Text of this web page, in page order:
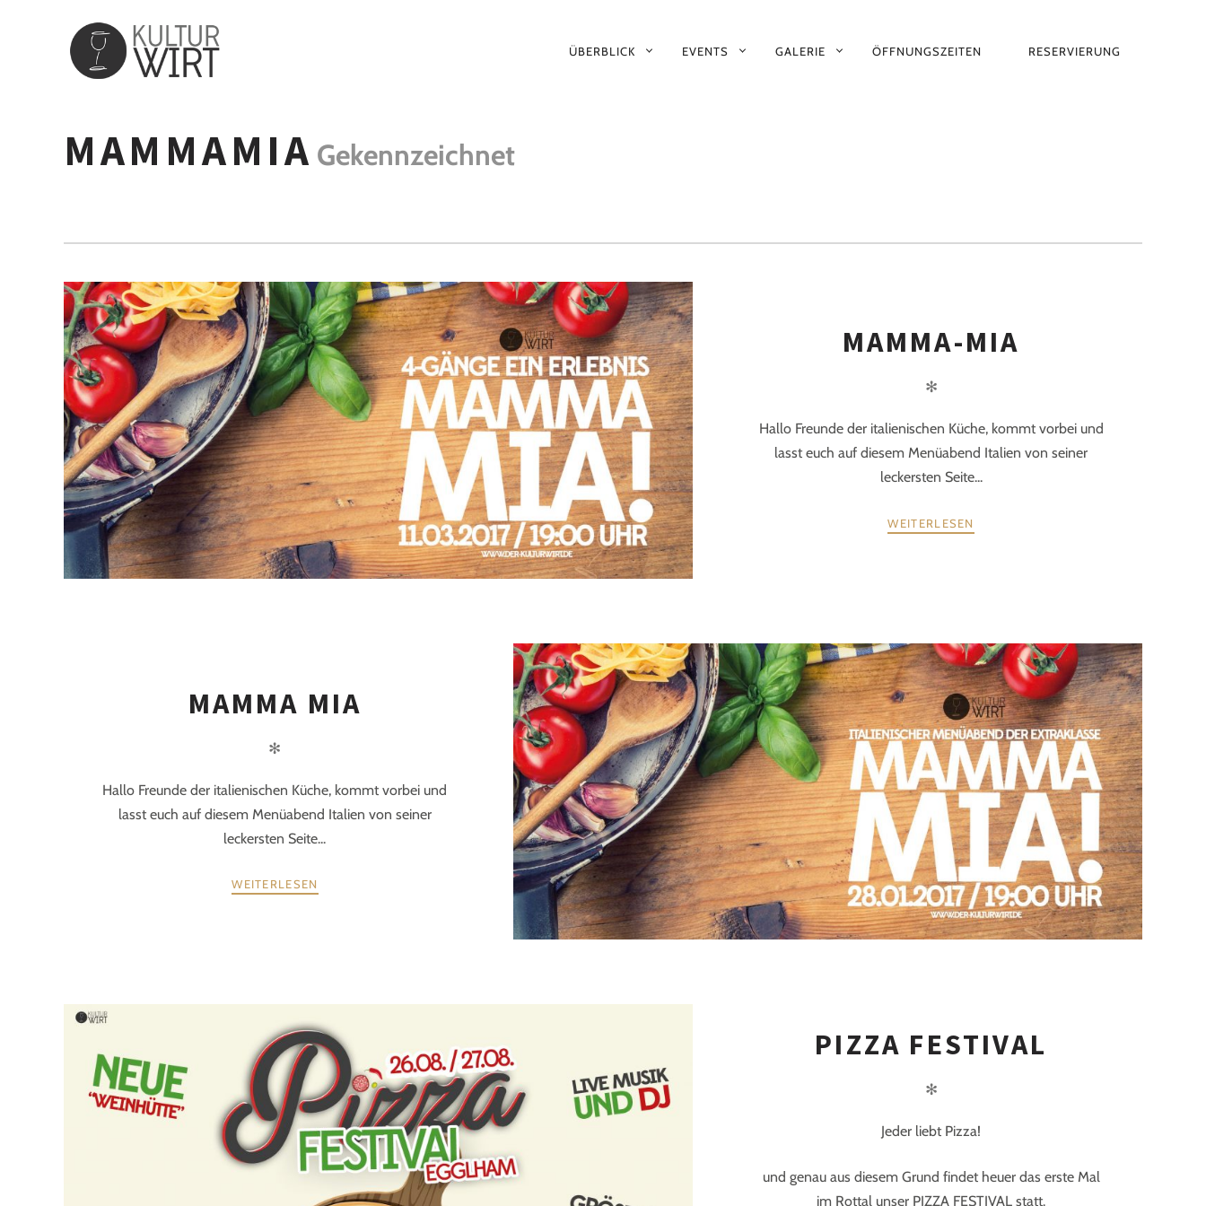
PRIMÄR-
ÜBERBLICK EVENTS GALERIE ÖFFNUNGSZEITEN RESERVIERUNG
MAMMAMIA Gekennzeichnet
MAMMA-MIA
✻
Hallo Freunde der italienischen Küche, kommt vorbei und
lasst euch auf diesem Menüabend Italien von seiner
leckersten Seite...
WEITERLESEN
MAMMA MIA
✻
Hallo Freunde der italienischen Küche, kommt vorbei und
lasst euch auf diesem Menüabend Italien von seiner
leckersten Seite...
WEITERLESEN
PIZZA FESTIVAL
✻
Jeder liebt Pizza!
und genau aus diesem Grund findet heuer das erste Mal
im Rottal unser PIZZA FESTIVAL statt.